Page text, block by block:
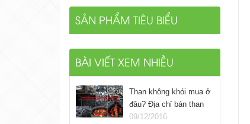
SẢN PHẨM TIÊU BIỂU
BÀI VIẾT XEM NHIỀU
Than không khói mua ở
đâu? Địa chỉ bán than
nướng sạch không khói
09/12/2016